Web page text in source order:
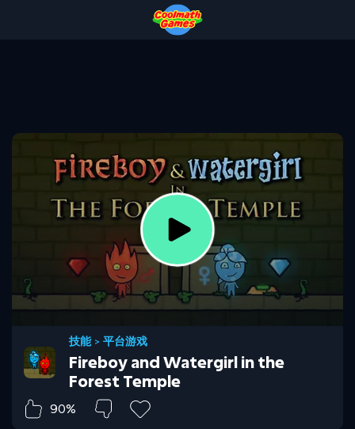
技能> 平台游戏
Fireboy and Watergirl in the
Forest Temple
90%